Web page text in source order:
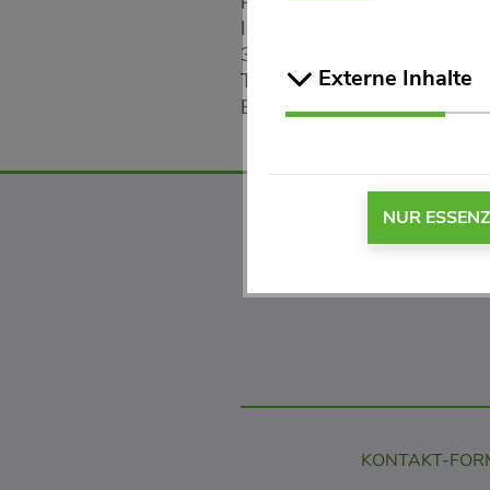
Isselhorster Straße 260
33334 Gütersloh
Tel: 05241/403 430
E-Mail:
KONTAKT-
Externe Inhalte
NUR